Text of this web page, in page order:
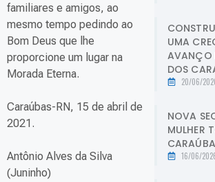
familiares e amigos, ao
mesmo tempo pedindo ao
Bom Deus que lhe
proporcione um lugar na
Morada Eterna.
Caraúbas-RN, 15 de abril de
2021.
Antônio Alves da Silva
(Juninho)
UMA
AVANÇO
DOS
20/06/
NOVA
MULHER
16/06/